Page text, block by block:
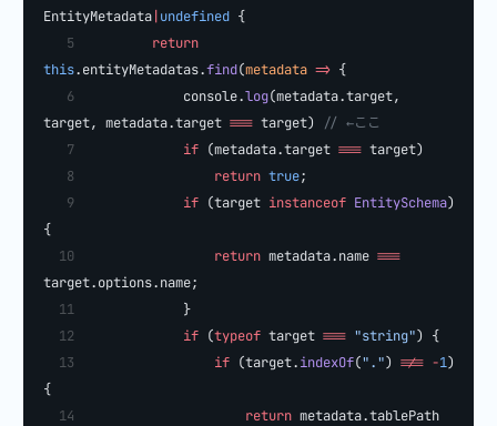
EntityMetadata|undefined {
        return
this.entityMetadatas.find(metadata => {
            console.
log(metadata.target,
target, metadata.target === target)
// ←ここ
            if
(metadata.target === target)
                return
true;
            if
(target instanceof EntitySchema)
{
                return
metadata.name ===
target.options.name;
            }
            if
(typeof target === "string") {
                if
(target.indexOf(".") !== -1)
{
                    return
metadata.tablePath